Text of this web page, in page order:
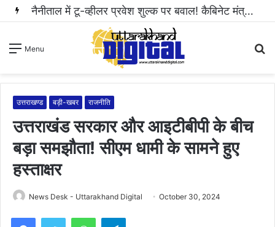
नैनीताल में टू-व्हीलर प्रवेश शुल्क पर बवाल! कैबिनेट मंत्री राम सिंह कैड़ा ने रुकवाई वसूली..
Menu
उत्तराखण्ड बड़ी-खबर राजनीति
उत्तराखंड सरकार और आइटीबीपी के बीच
बड़ा समझौता! सीएम धामी के सामने हुए
हस्ताक्षर
News Desk - Uttarakhand Digital October 30, 2024
WhatsAppTelegram